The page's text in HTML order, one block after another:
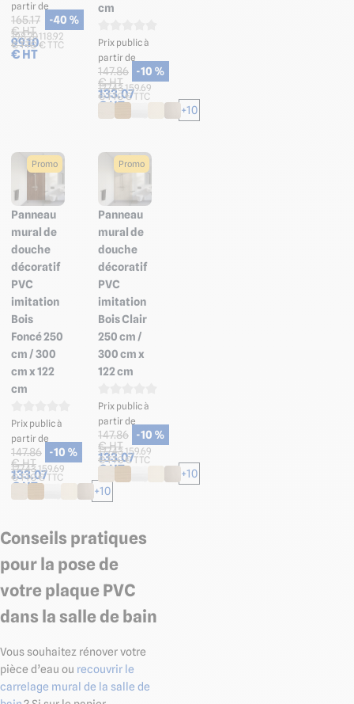
partir de
165.17
€ HT
99.10
€ HT
-40 %
198.20
€ TTC
118.92
€ TTC
cm
Prix public à
partir de
147.86
€ HT
133.07
€ HT
-10 %
177.43
€ TTC
159.69
€ TTC
+10
Promo
Panneau
mural de
douche
décoratif
PVC
imitation
Bois
Foncé 250
cm / 300
cm x 122
cm
Prix public à
partir de
147.86
€ HT
133.07
€ HT
-10 %
177.43
€ TTC
159.69
€ TTC
+10
Promo
Panneau
mural de
douche
décoratif
PVC
imitation
Bois Clair
250 cm /
300 cm x
122 cm
Prix public à
partir de
147.86
€ HT
133.07
€ HT
-10 %
177.43
€ TTC
159.69
€ TTC
+10
Conseils pratiques
pour la pose de
votre plaque PVC
dans la salle de bain
Vous souhaitez rénover votre
pièce d’eau ou recouvrir le
carrelage mural de la salle de